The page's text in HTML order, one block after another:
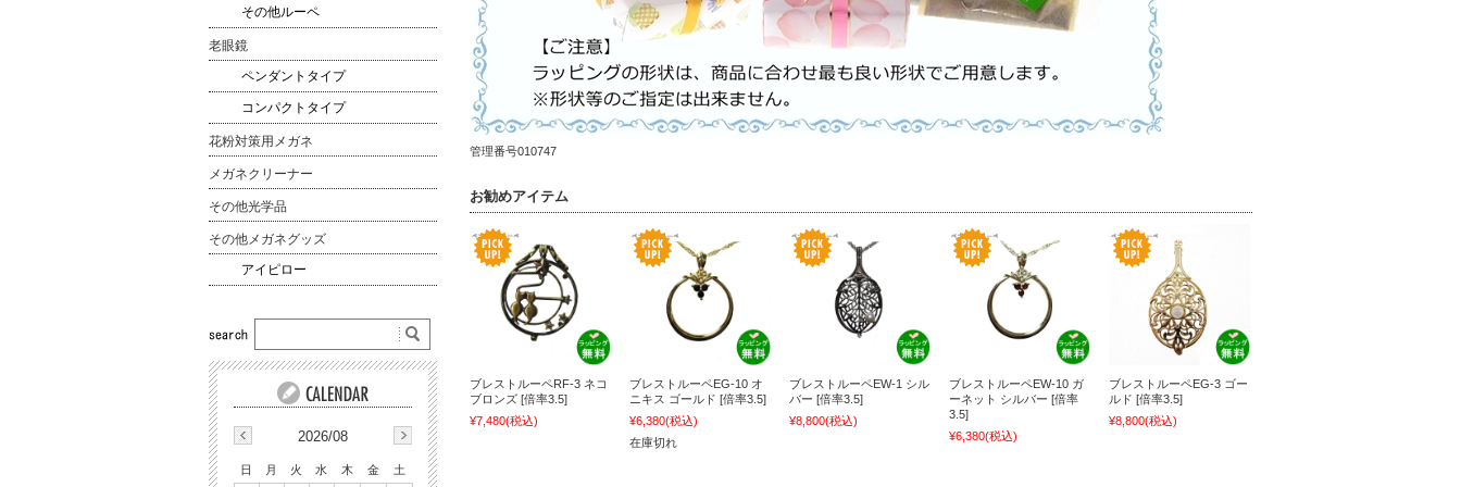
管理番号010747
お勧めアイテム
ブレストルーペRF‐3 ネコ
ブロンズ [倍率3.5]
¥7,480(税込)
ブレストルーペEG‐10 オ
ニキス ゴールド [倍率3.5]
¥6,380(税込)
在庫切れ
ブレストルーペEW‐1 シル
バー [倍率3.5]
¥8,800(税込)
ブレストルーペEW‐10 ガ
ーネット シルバー [倍率
3.5]
¥6,380(税込)
ブレストルーペEG‐3 ゴー
ルド [倍率3.5]
¥8,800(税込)
その他ルーペ
老眼鏡
ペンダントタイプ
コンパクトタイプ
花粉対策用メガネ
メガネクリーナー
その他光学品
その他メガネグッズ
アイピロー
2026/08
日 月 火 水 木 金 土